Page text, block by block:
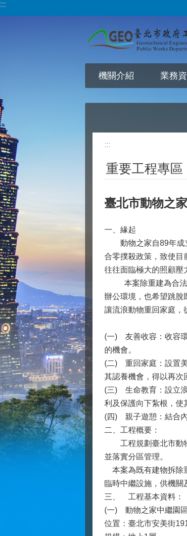
跳到主要內容區塊
:::
機關介紹 業務
:::
重要工程專區
臺北市動物之家
一、緣起
動物之家自89年成立
合零撲殺政策，致使目
往往面臨極大的照顧
本案除重建為合法建
辦公環境，也希望跳脫
讓流浪動物重回家庭，
(一)
友善收容：收容
的機會。
(二)
重回家庭：設置
其認養機會，得以再次
(三)
生命教育：設立
利及保護向下紮根，使
(四)
親子遊憩：結合
二、工程概要：
工程規劃臺北市動物
並落實分區管理。
本案為既有建物拆除
臨時中繼設施，供機關
三、
工程基本資料：
(一)
動物之家中繼園區
位置：臺北市安美街